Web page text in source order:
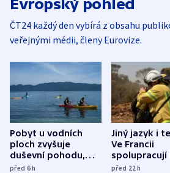
Evropský pohled
ČT24 každý den vybírá z obsahu
veřejnými médii, členy Eurovize.
Pobyt u vodních
ploch zvyšuje
duševní pohodu,
ukázala
před 6h
Jiný jazyk i
Ve Francii
spolupracují
různých zemí
před 22h